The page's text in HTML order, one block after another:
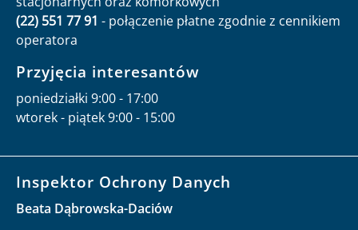
(22) 551 77 91 - połączenie płatne zgodnie z cennikiem
operatora
Przyjęcia interesantów
poniedziałki 9:00 - 17:00
wtorek - piątek 9:00 - 15:00
Inspektor Ochrony Danych
Beata Dąbrowska-Daciów